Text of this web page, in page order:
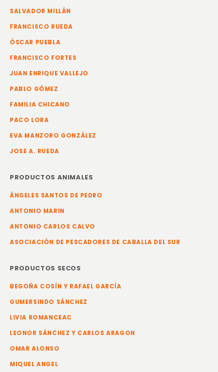
SALVADOR MILLÁN
FRANCISCO RUEDA
ÓSCAR PUEBLA
FRANCISCO FORTES
JUAN ENRIQUE VALLEJO
PABLO GÓMEZ
FAMILIA CHICANO
PACO LORA
EVA MANZORO GONZÁLEZ
JOSE A. RUEDA
PRODUCTOS ANIMALES
ÁNGELES SANTOS DE PEDRO
ANTONIO MARIN
ANTONIO CARLOS CALVO
ASOCIACIÓN DE PESCADORES DE CABALLA DEL SUR
PRODUCTOS SECOS
BEGOÑA COSÍN Y RAFAEL GARCÍA
GUMERSINDO SÁNCHEZ
LIVIA ROMANCEAC
LEONOR SÁNCHEZ Y CARLOS ARAGON
OMAR ALONSO
MIQUEL ANGEL